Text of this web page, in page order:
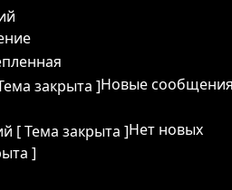
Новые
Нет новых
]